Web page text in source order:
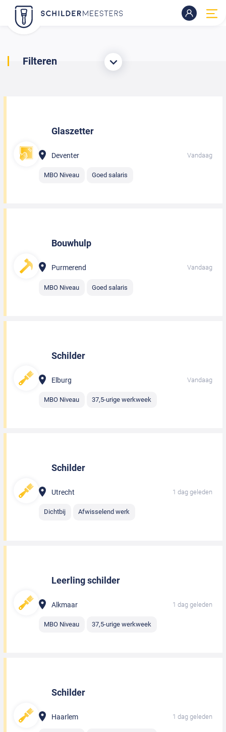
Filteren
Glaszetter
Deventer Vandaag
MBO Niveau Goed salaris
Bouwhulp
Purmerend Vandaag
MBO Niveau Goed salaris
Schilder
Elburg Vandaag
MBO Niveau 37,5-urige werkweek
Schilder
Utrecht 1 dag geleden
Dichtbij Afwisselend werk
Leerling schilder
Alkmaar 1 dag geleden
MBO Niveau 37,5-urige werkweek
Schilder
Haarlem 1 dag geleden